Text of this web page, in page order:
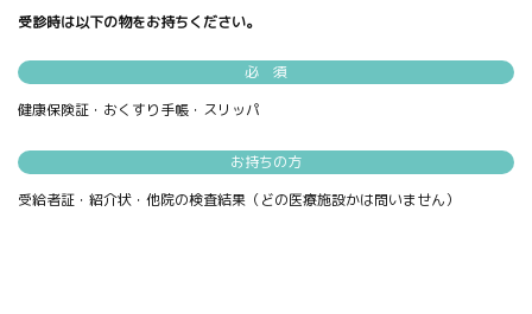
受診時は以下の物をお持ちください。
必 須
健康保険証・おくすり手帳・スリッパ
お持ちの方
受給者証・紹介状・他院の検査結果（どの医療施設かは問いません）